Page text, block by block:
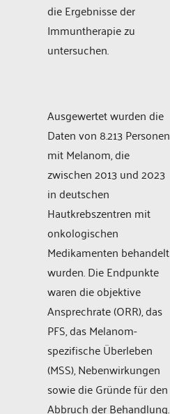
die Ergebnisse der
Immuntherapie zu
untersuchen.
Ausgewertet wurden die
Daten von 8.213 Personen
mit Melanom, die
zwischen 2013 und 2023
in deutschen
Hautkrebszentren mit
onkologischen
Medikamenten behandelt
wurden. Die Endpunkte
waren die objektive
Ansprechrate (ORR), das
PFS, das Melanom-
spezifische Überleben
(MSS), Nebenwirkungen
sowie die Gründe für den
Abbruch der Behandlung.